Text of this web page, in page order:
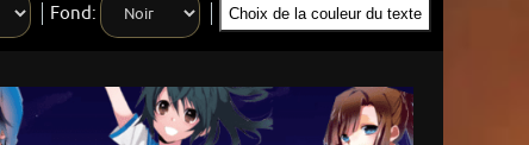
Fond: Choix de la couleur du texte